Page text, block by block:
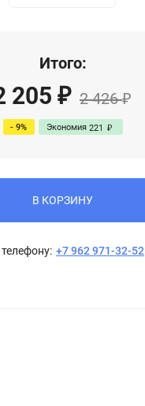
Итого:
205 ₽ 2 426 ₽
- 9% Экономия 221 ₽
В КОРЗИНУ
+7 962 971-32-52